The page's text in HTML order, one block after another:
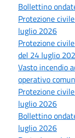
Bollettino
Protezione
luglio 2026
Protezione
del 24 luglio
Vasto incendio
operativo
Protezione
luglio 2026
Bollettino
luglio 2026